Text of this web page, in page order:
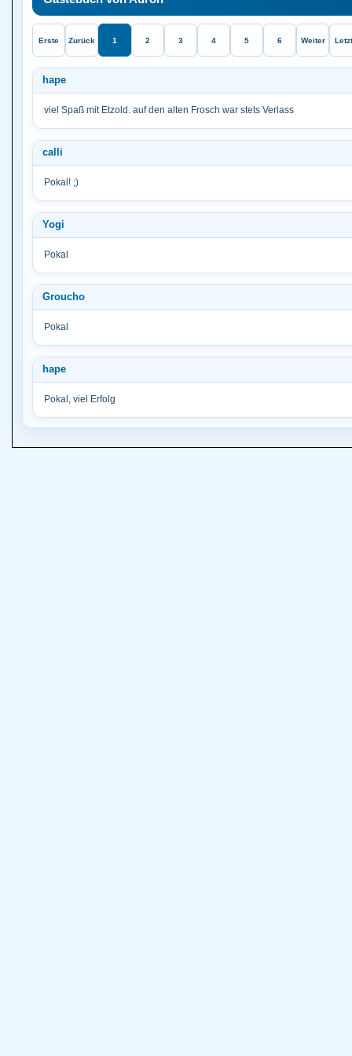
Erste Zurück 1 2 3 4 5 6 Weiter
hape
viel Spaß mit Etzold. auf den alten Frosch war stets Verlass
calli
Pokal! ;)
Yogi
Pokal
Groucho
Pokal
hape
Pokal, viel Erfolg